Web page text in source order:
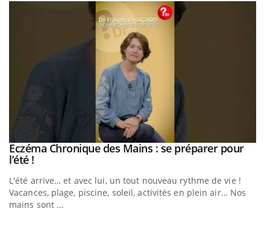
Youtube
Eczéma Chronique des Mains : se préparer pour
l’été !Youtube
L'été arrive… et avec lui, un tout nouveau rythme de vie !
Vacances, plage, piscine, soleil, activités en plein air… Nos
mains sont ...